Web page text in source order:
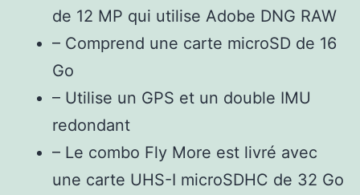
de 12 MP qui utilise Adobe DNG RAW
– Comprend une carte microSD de 16
Go
– Utilise un GPS et un double IMU
redondant
– Le combo Fly More est livré avec
une carte UHS-I microSDHC de 32 Go